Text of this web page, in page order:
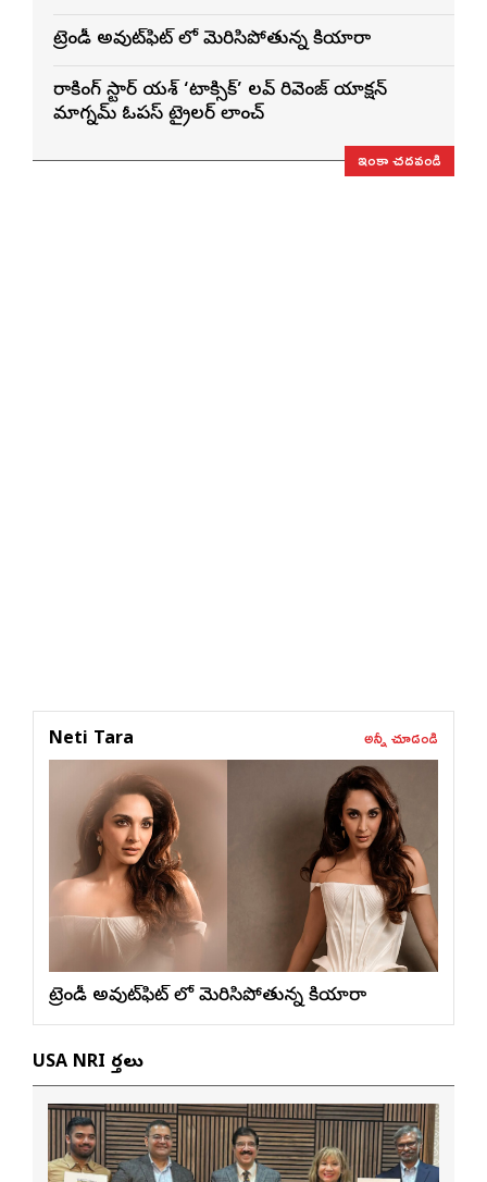
ట్రెండీ అవుట్‌ఫిట్ లో మెరిసిపోతున్న కియారా
రాకింగ్ స్టార్ యశ్ ‘టాక్సిక్’ లవ్ రివెంజ్ యాక్షన్
మాగ్నమ్ ఓపస్‌ ట్రైలర్ లాంచ్
ఇంకా చదవండి
Neti Tara అన్నీ చూడండి
ట్రెండీ అవుట్‌ఫిట్ లో మెరిసిపోతున్న కియారా
USA NRI వార్తలు